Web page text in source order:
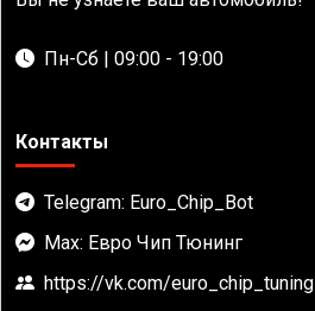
Пн-Сб | 09:00 - 19:00
Контакты
Telegram: Euro_Chip_Bot
Max: Евро Чип Тюнинг
https://vk.com/euro_chip_tuning